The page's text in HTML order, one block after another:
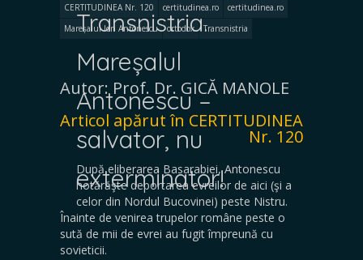
Transnistria.
Mareșalul
Antonescu –
salvator, nu
exterminator!
CERTITUDINEA Nr. 120
certitudinea.ro
certitudinea.ro
Mareșalul Ion Antonescu
ortodox Transnistria
Autor: Prof. Dr. GICĂ MANOLE
Articol apărut în CERTITUDINEA
Nr. 120
După eliberarea Basarabiei, Antonescu
hotărăşte deportarea evreilor de aici (şi a
celor din Nordul Bucovinei) peste Nistru.
Înainte de venirea trupelor române peste o
sută de mii de evrei au fugit împreună cu
sovieticii.